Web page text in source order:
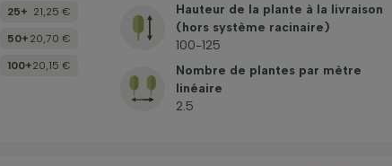
25+ 21,25 €
50+ 20,70 €
100+20,15 €
Hauteur de la plante à la livraison
(hors système racinaire)
100-125
Nombre de plantes par mètre
linéaire
2.5